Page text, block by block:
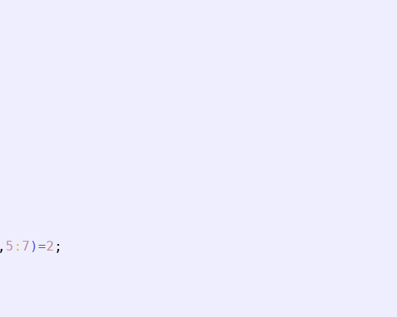
, 5 : 7 )=2 ;